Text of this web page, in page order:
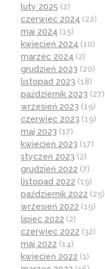
luty 2025 (2)
czerwiec 2024 (22)
maj 2024 (15)
kwiecień 2024 (10)
marzec 2024 (2)
grudzień 2023 (20)
listopad 2023 (18)
październik 2023 (27)
wrzesień 2023 (19)
czerwiec 2023 (19)
maj 2023 (17)
kwiecień 2023 (17)
styczeń 2023 (2)
grudzień 2022 (7)
listopad 2022 (19)
październik 2022 (25)
wrzesień 2022 (19)
lipiec 2022 (2)
czerwiec 2022 (32)
maj 2022 (14)
kwiecień 2022 (1)